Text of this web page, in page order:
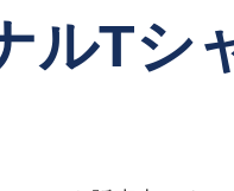
ルTシ